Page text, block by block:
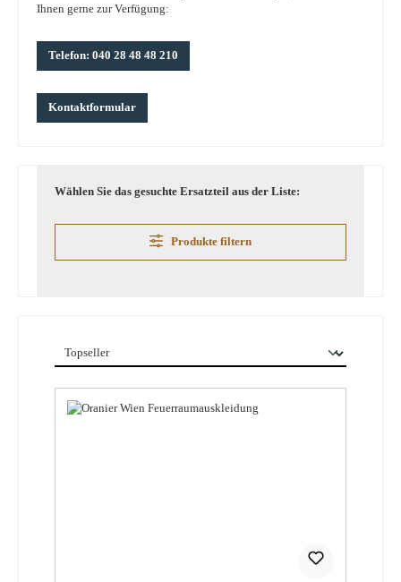
Ihnen gerne zur Verfügung:
Telefon: 040 28 48 48 210
Kontaktformular
Wählen Sie das gesuchte Ersatzteil aus der Liste:
Produkte filtern